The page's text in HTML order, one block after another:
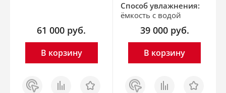
61 000 руб.
В корзину
Заказ
в 1
Сравнить Отложить
Способ увлажнения:
ёмкость с водой
39 000 руб.
В корзину
Заказ
в 1
Сравнить Отложить